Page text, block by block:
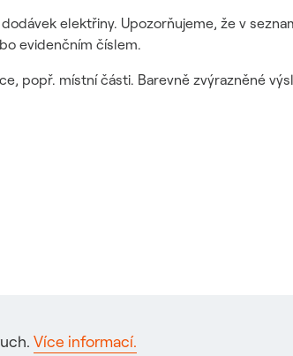
elektřiny. Upozorňujeme, že v
evidenčním číslem.
popř. místní části. Barevně zvýrazněné
Více informací.